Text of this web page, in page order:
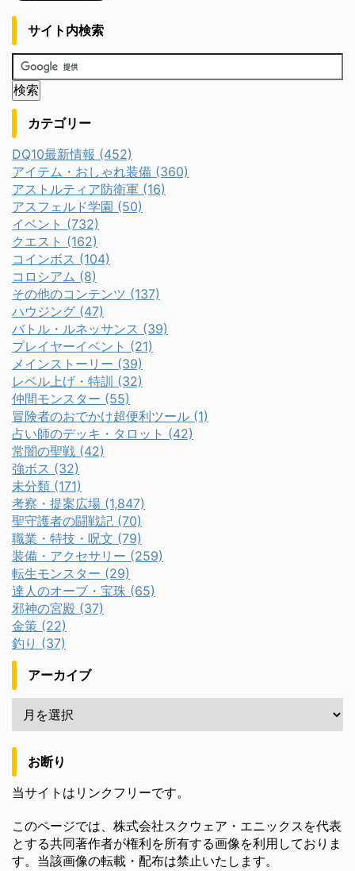
サイト内検索
カテゴリー
DQ10最新情報 (452)
アイテム・おしゃれ装備 (360)
アストルティア防衛軍 (16)
アスフェルド学園 (50)
イベント (732)
クエスト (162)
コインボス (104)
コロシアム (8)
その他のコンテンツ (137)
ハウジング (47)
バトル・ルネッサンス (39)
プレイヤーイベント (21)
メインストーリー (39)
レベル上げ・特訓 (32)
仲間モンスター (55)
冒険者のおでかけ超便利ツール (1)
占い師のデッキ・タロット (42)
常闇の聖戦 (42)
強ボス (32)
未分類 (171)
考察・提案広場 (1,847)
聖守護者の闘戦記 (70)
職業・特技・呪文 (79)
装備・アクセサリー (259)
転生モンスター (29)
達人のオーブ・宝珠 (65)
邪神の宮殿 (37)
金策 (22)
釣り (37)
アーカイブ
お断り
当サイトはリンクフリーです。
このページでは、株式会社スクウェア・エニックスを代表
とする共同著作者が権利を所有する画像を利用しておりま
す。当該画像の転載・配布は禁止いたします。